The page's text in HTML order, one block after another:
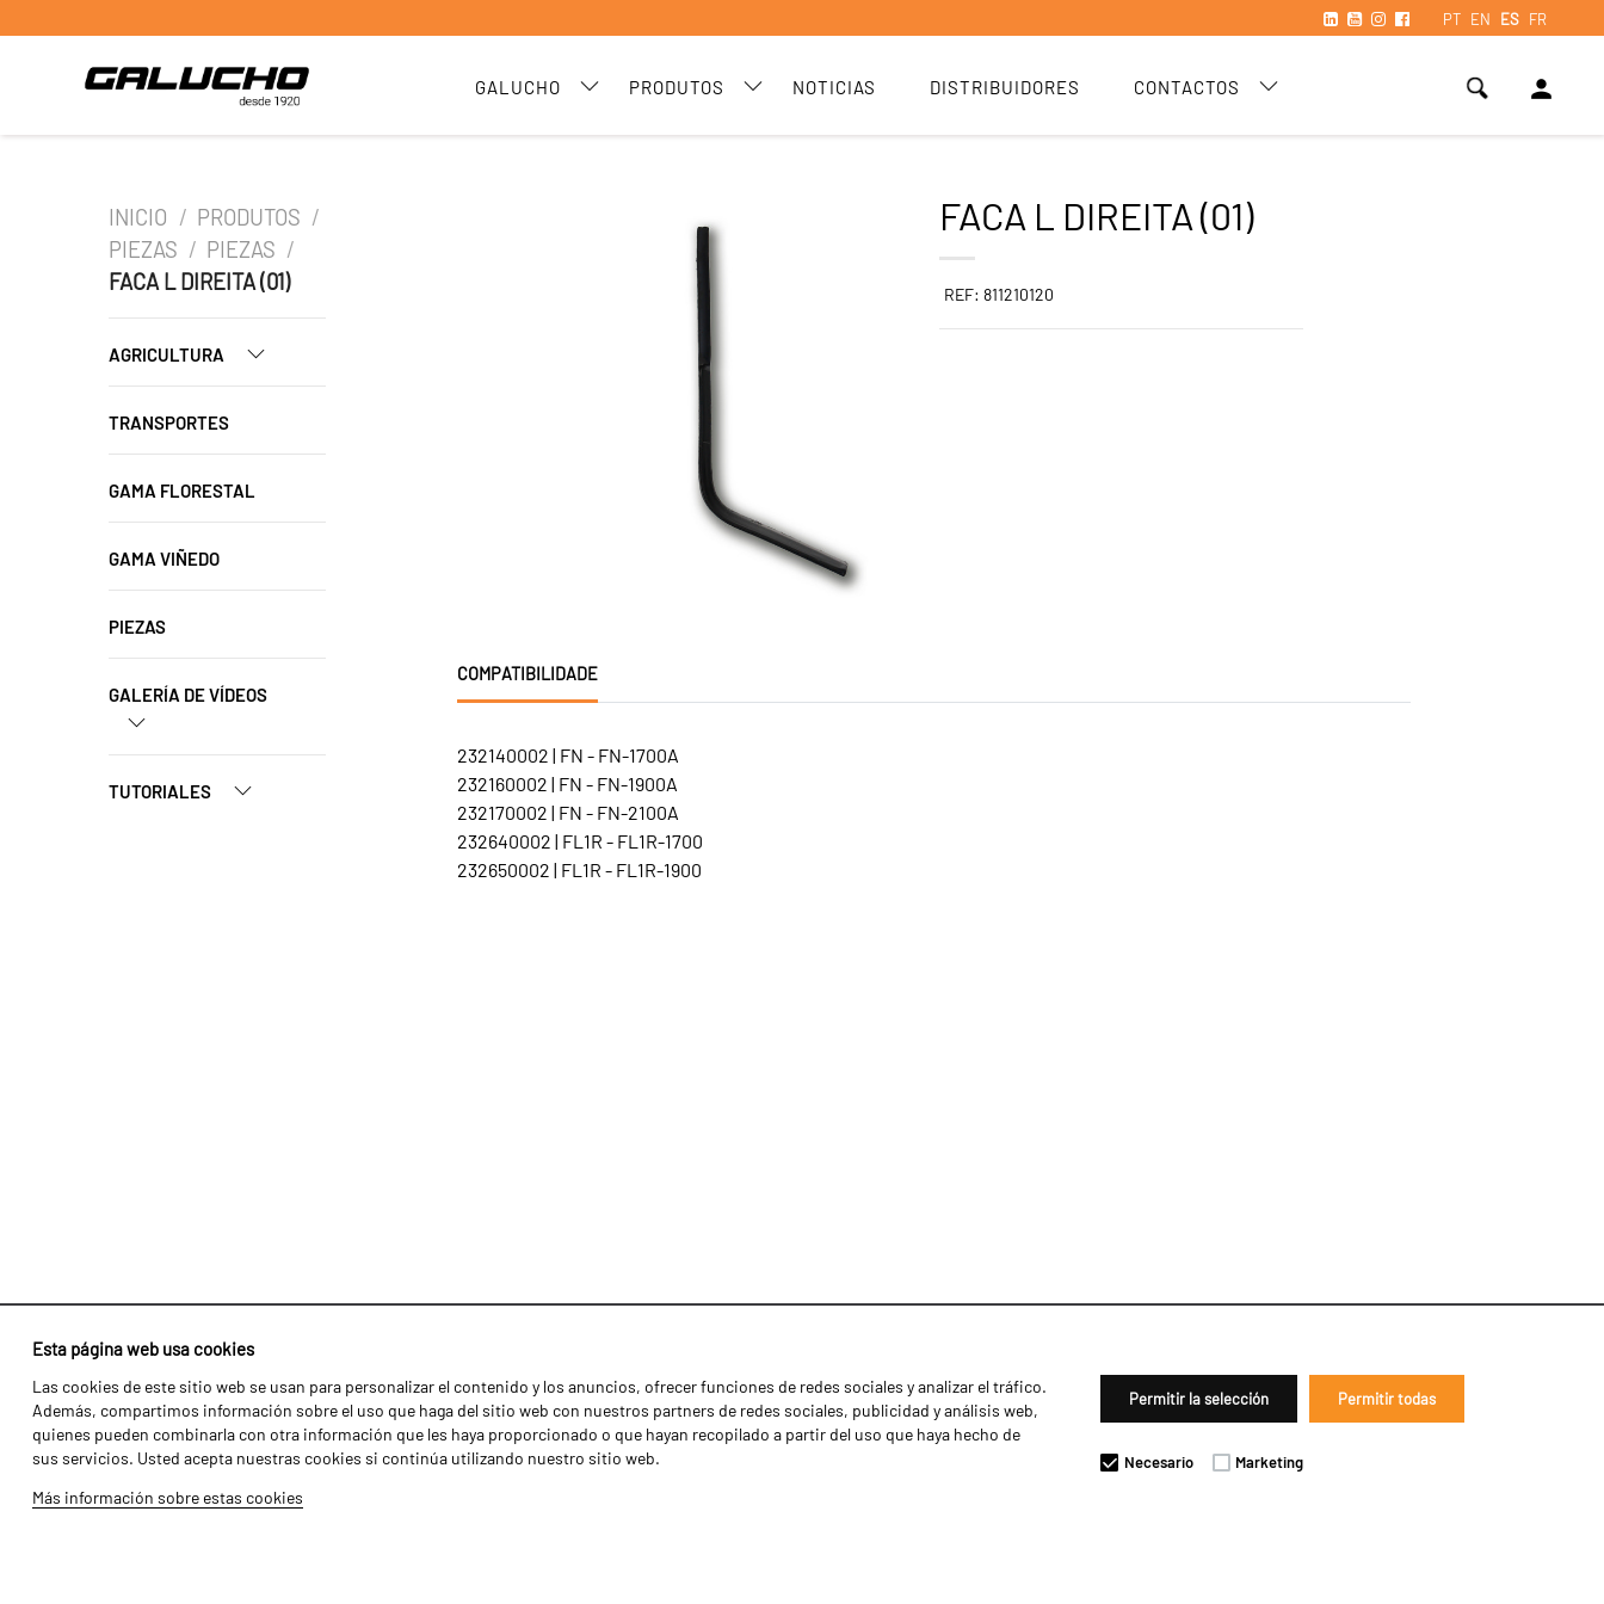
PT EN ES FR
GALUCHO PRODUTOS NOTICIAS DISTRIBUIDORES CONTACTOS person
Esta página web usa cookies
Las cookies de este sitio web se usan para personalizar el contenido y los anuncios, ofrecer funciones de redes sociales y analizar el tráfico.
Además, compartimos información sobre el uso que haga del sitio web con nuestros partners de redes sociales, publicidad y análisis web,
quienes pueden combinarla con otra información que les haya proporcionado o que hayan recopilado a partir del uso que haya hecho de
sus servicios. Usted acepta nuestras cookies si continúa utilizando nuestro sitio web.
Más información sobre estas cookies
Permitir la selección Permitir todas
Necesario Marketing
INICIO / PRODUTOS /
PIEZAS / PIEZAS /
FACA L DIREITA (01)
AGRICULTURA
TRANSPORTES
GAMA FLORESTAL
GAMA VIÑEDO
PIEZAS
GALERÍA DE VÍDEOS
TUTORIALES
FACA L DIREITA (01)
REF: 811210120
COMPATIBILIDADE
232140002 | FN - FN-1700A
232160002 | FN - FN-1900A
232170002 | FN - FN-2100A
232640002 | FL1R - FL1R-1700
232650002 | FL1R - FL1R-1900
Identidad
Historia
Fábrica / Producción
Recursos Humanos
Agricultura
Transportes
Gama Florestal
Noticias
Distribuidores
Contactos